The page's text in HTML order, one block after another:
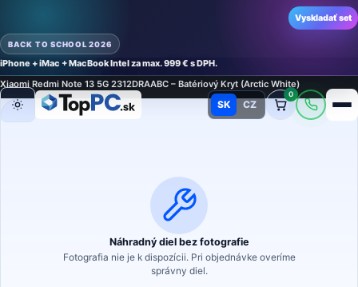
BACK TO SCHOOL 2026
iPhone + iMac + MacBook Intel za max. 999 € s DPH.
Vyskladať set
Režim SK CZ
0
Xiaomi Redmi Note 13 5G 2312DRAABC – Batériový Kryt (Arctic White)
Náhradný diel bez fotografie
Fotografia nie je k dispozícii. Pri objednávke overíme
správny diel.